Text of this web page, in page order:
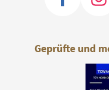
Geprüfte und